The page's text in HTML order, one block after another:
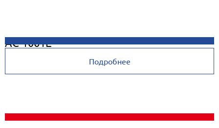
AC-1061E
Подробнее